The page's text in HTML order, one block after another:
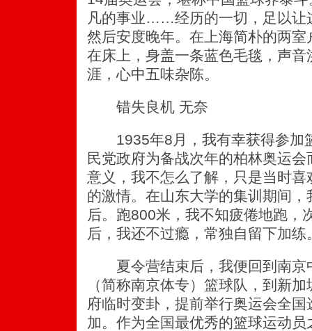
凡的事业……经历的一切，足以让
然后安度晚年。在上海简朴的两
在床上，身盖一条蓝色毛毯，声
涯，心中五味杂陈。
错失良机 无奈
1935年8月，我有幸获得参加
民党政府为备战次年的柏林奥运
意义，我不怎么了解，只是当时
的激情。在山东大学的集训期间
后。跑800米，我不知疲倦地跑，
后，我还不过瘾，常独自留下加练
夏令营结束后，我便回到南京
（简称南京体专）篮球队，到新
府临时变卦，提前举行奥运会全
加。作为全国最优秀的篮球运动